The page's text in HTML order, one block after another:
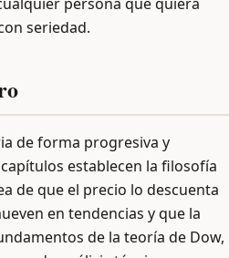
seriedad.
de forma progresiva y
establecen la filosofía
de que el precio lo descuenta
en tendencias y que la
de la teoría de Dow,